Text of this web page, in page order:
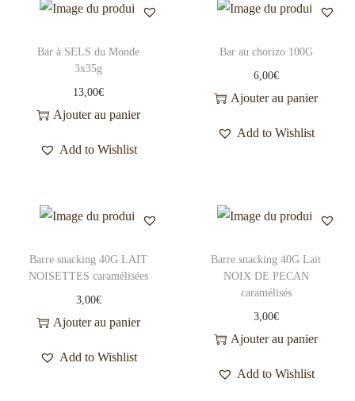
Bar à SELS du Monde
3x35g
13,00€
Ajouter au panier
Add to Wishlist
Bar au chorizo 100G
6,00€
Ajouter au panier
Add to Wishlist
Barre snacking 40G LAIT
NOISETTES caramélisées
3,00€
Ajouter au panier
Add to Wishlist
Barre snacking 40G Lait
NOIX DE PECAN
caramélisés
3,00€
Ajouter au panier
Add to Wishlist